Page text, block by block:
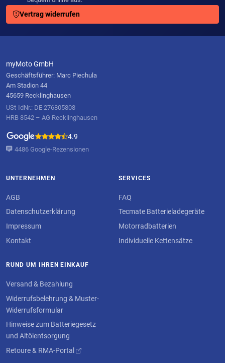
Vertrag widerrufen
myMoto GmbH
Geschäftsführer: Marc Piechula
Am Stadion 44
45659 Recklinghausen
USt-IdNr.: DE 276805808
HRB 8542 – AG Recklinghausen
4.9
4486 Google-Rezensionen
UNTERNEHMEN
AGB
Datenschutzerklärung
Impressum
Kontakt
SERVICES
FAQ
Tecmate Batterieladegeräte
Motorradbatterien
Individuelle Kettensätze
RUND UM IHREN EINKAUF
Versand & Bezahlung
Widerrufsbelehrung & Muster-
Widerrufsformular
Hinweise zum Batteriegesetz
und Altölentsorgung
Retoure & RMA-Portal